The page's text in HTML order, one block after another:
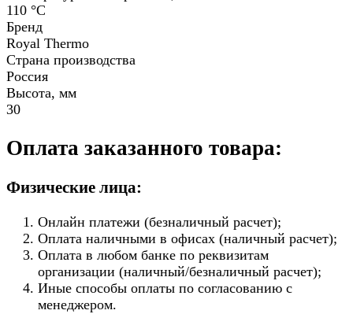
110 °С
Бренд
Royal Thermo
Страна производства
Россия
Высота, мм
30
Оплата заказанного товара:
Физические лица:
Онлайн платежи (безналичный расчет);
Оплата наличными в офисах (наличный расчет);
Оплата в любом банке по реквизитам
организации (наличный/безналичный расчет);
Иные способы оплаты по согласованию с
менеджером.